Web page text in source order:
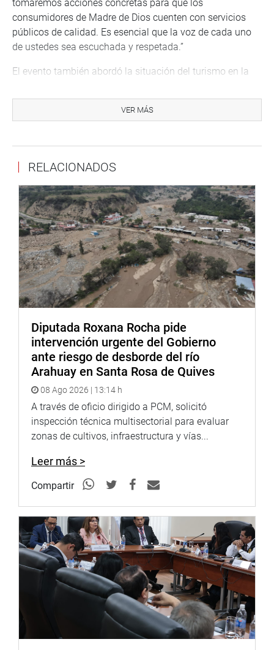
tomaremos acciones concretas para que los
consumidores de Madre de Dios cuenten con servicios
públicos de calidad. Es esencial que la voz de cada uno
de ustedes sea escuchada y respetada.”
El evento también abordó la situación del turismo en la
Vargas, del Plan Copesco Nacional, quien trató sobre la
problemática de los servicios turísticos y los proyectos de
Congreso, Eduardo Salhuana Cavides, y finalizó con la
clausura a cargo del rector de la UNAMAD, Joab Maquera
Ramírez, quien agradeció a todos los asistentes por su
participación activa y subrayó la importancia de estos
encuentros para fortalecer la defensa de los derechos del
consumidor.
Lima, 24 de octubre de 2024
DESPACHO DEL CONGRESISTA MANUEL GARCÍA
CORREA
VER MÁS
RELACIONADOS
Diputada Roxana Rocha pide
intervención urgente del Gobierno
ante riesgo de desborde del río
Arahuay en Santa Rosa de Quives
08 Ago 2026 | 13:14 h
A través de oficio dirigido a PCM, solicitó
inspección técnica multisectorial para evaluar
zonas de cultivos, infraestructura y vías...
Leer más >
Compartir